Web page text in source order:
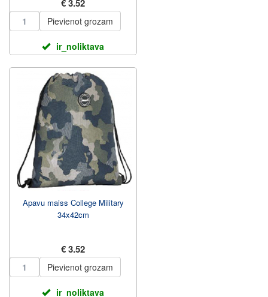
€ 3.52
Pievienot grozam
ir_noliktava
Apavu maiss College Military
34x42cm
€ 3.52
Pievienot grozam
ir_noliktava